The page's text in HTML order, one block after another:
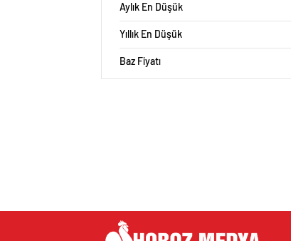
Aylık En Düşük
Yıllık En Düşük
Baz Fiyatı